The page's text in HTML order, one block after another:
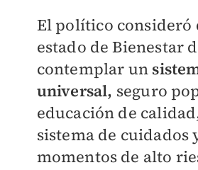
El político consideró
estado de Bienestar
contemplar un
universal, seguro
educación de
sistema de cuidados
momentos de alto